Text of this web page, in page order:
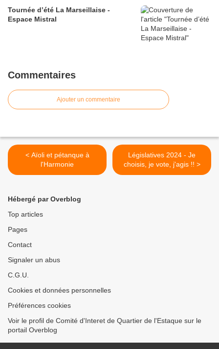
Tournée d’été La Marseillaise -
Espace Mistral
Commentaires
Ajouter un commentaire
< Aïoli et pétanque à
l'Harmonie
Législatives 2024 - Je
choisis, je vote, j'agis !! >
Hébergé par Overblog
Top articles
Pages
Contact
Signaler un abus
C.G.U.
Cookies et données personnelles
Préférences cookies
Voir le profil de Comité d'Interet de Quartier de l'Estaque sur le
portail Overblog